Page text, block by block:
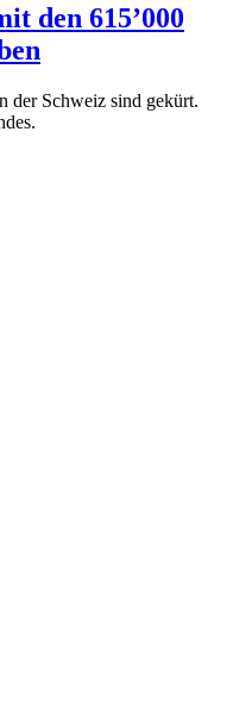
den 615’000
der Schweiz sind gekürt.